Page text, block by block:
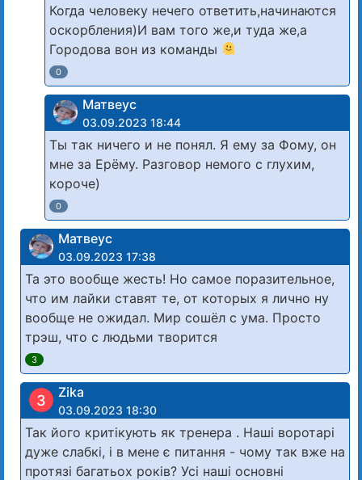
Когда человеку нечего ответить,начинаются
оскорбления)И вам того же,и туда же,а
Городова вон из команды
0
Матвеус
03.09.2023 18:44
Ты так ничего и не понял. Я ему за Фому, он
мне за Ерёму. Разговор немого с глухим,
короче)
0
Матвеус
03.09.2023 17:38
Та это вообще жесть! Но самое поразительное,
что им лайки ставят те, от которых я лично ну
вообще не ожидал. Мир сошёл с ума. Просто
трэш, что с людьми творится
3
З Zika
03.09.2023 18:30
Так його критікують як тренера . Наші воротарі
дуже слабкі, і в мене є питання - чому так вже на
протязі багатьох років? Усі наші основні